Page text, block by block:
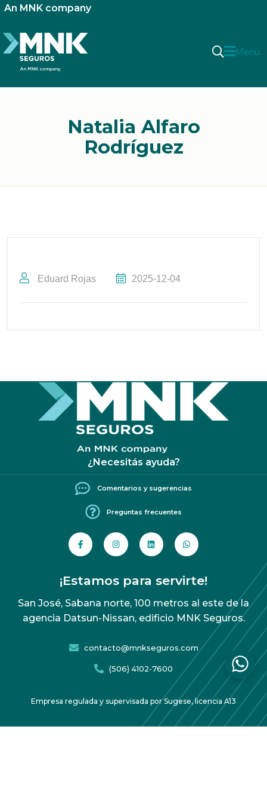
An MNK company
Menú
Natalia Alfaro
Rodríguez
Eduard Rojas 2025-12-04
¿Necesitás ayuda?
Comentarios y sugerencias
Preguntas frecuentes
¡Estamos para servirte!
San José, Sabana norte, 100 metros al este de la
agencia Datsun-Nissan, edificio MNK Seguros.
contacto@mnkseguros.com
(506) 4102-7600
Empresa regulada y supervisada por Sugese, licencia A13